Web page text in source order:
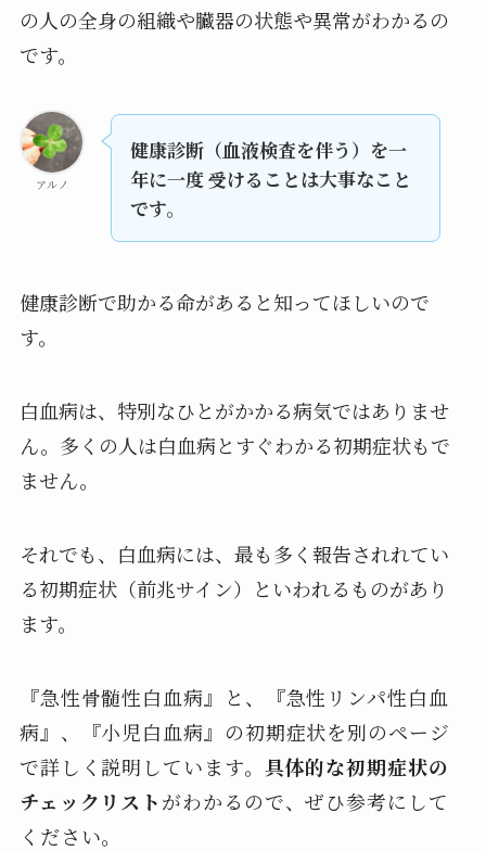
の人の全身の組織や臓器の状態や異常がわかるの
です。
アルノ
健康診断（血液検査を伴う）を一
年に一度 受けることは大事なこと
です。
健康診断で助かる命があると知ってほしいので
す。
白血病は、特別なひとがかかる病気ではありませ
ん。多くの人は白血病とすぐわかる初期症状もで
ません。
それでも、白血病には、最も多く報告されれてい
る初期症状（前兆サイン）といわれるものがあり
ます。
『急性骨髄性白血病』と、『急性リンパ性白血
病』、『小児白血病』の初期症状を別のページ
で詳しく説明しています。 具体的な初期症状の
チェックリストがわかるので、ぜひ参考にして
ください。